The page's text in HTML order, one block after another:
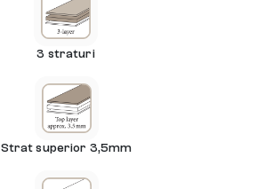
3 straturi
Strat superior 3,5mm